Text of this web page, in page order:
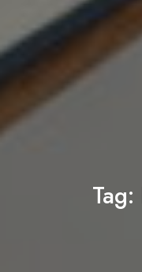
Tag: